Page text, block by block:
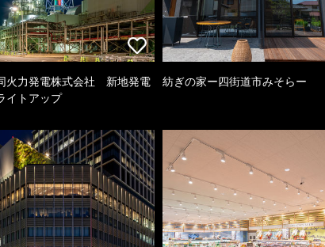
火力発電株式会社 新地発電
イトアップ
紡ぎの家ー四街道市みそらー